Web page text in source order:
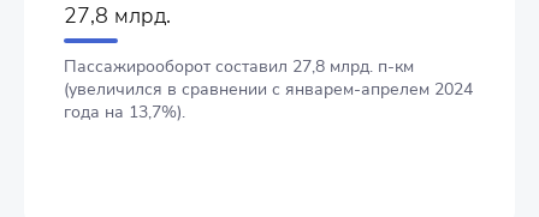
27,8 млрд.
Пассажирооборот составил 27,8 млрд. п-км
(увеличился в сравнении с январем-апрелем 2024
года на 13,7%).